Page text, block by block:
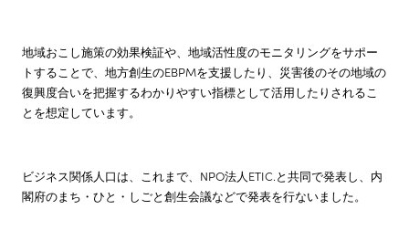
地域おこし施策の効果検証や、地域活性度のモニタリングをサポー
トすることで、地方創生のEBPMを支援したり、災害後のその地域の
復興度合いを把握するわかりやすい指標として活用したりされるこ
とを想定しています。
ビジネス関係人口は、これまで、NPO法人ETIC.と共同で発表し、内
閣府のまち・ひと・しごと創生会議などで発表を行ないました。